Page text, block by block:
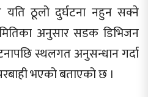
ठूलो दुर्घटना नहुन सक्ने
अनुसार सडक डिभिजन
स्थलगत अनुसन्धान गर्दा
भएको बताएको छ ।